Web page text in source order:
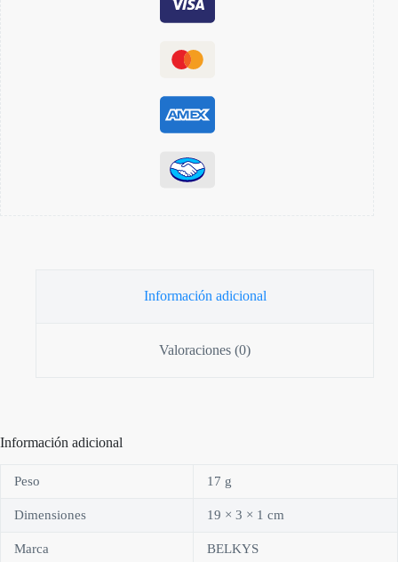
Información adicional
Valoraciones (0)
Información adicional
Peso 17 g
Dimensiones 19 × 3 × 1 cm
Marca BELKYS